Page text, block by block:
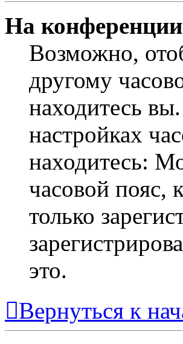
На
Возможно,
другому
находитесь
настройках
находитесь:
часовой пояс,
только
это.
Вернуться к